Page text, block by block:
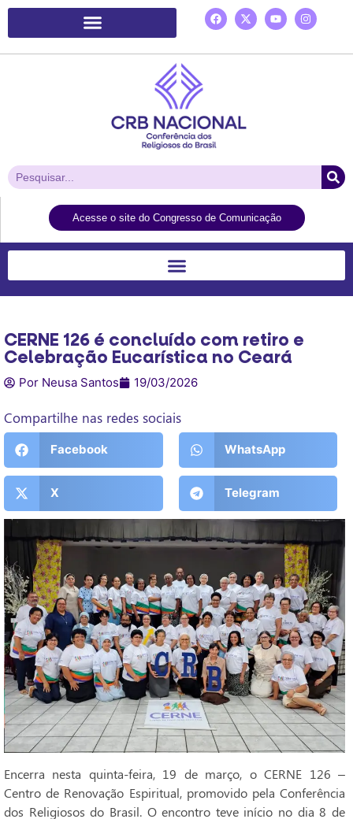
Acesse o site do Congresso de Comunicação
CERNE 126 é concluído com retiro e
Celebração Eucarística no Ceará
Por Neusa Santos 19/03/2026
Compartilhe nas redes sociais
Facebook WhatsApp
X Telegram
Encerra nesta quinta-feira, 19 de março, o CERNE 126 –
Centro de Renovação Espiritual, promovido pela Conferência
dos Religiosos do Brasil. O encontro teve início no dia 8 de